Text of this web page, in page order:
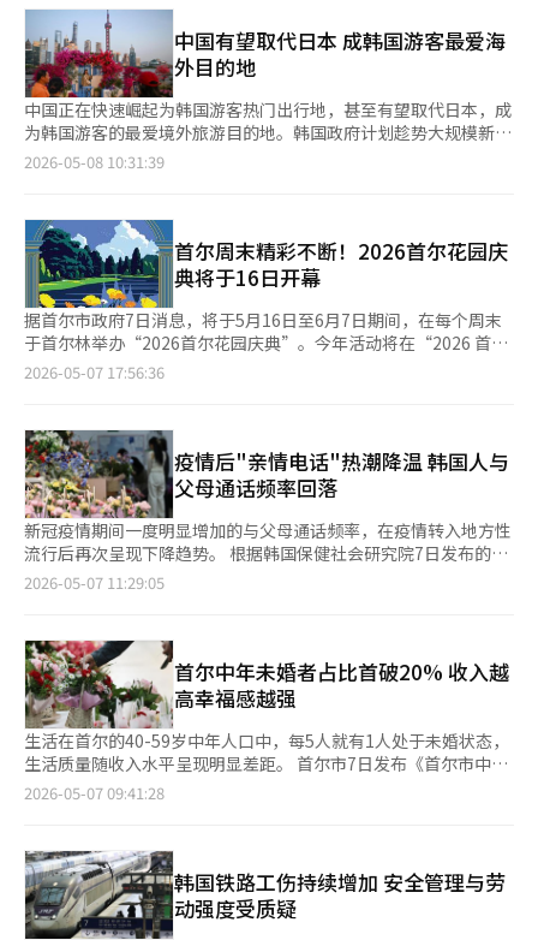
时隔11年4个月旅游收支再次由赤字转为顺差。 数据显示，3月韩
国旅游收入达26.958亿美元，较2月的16.017亿美元大增68.3%，
创下自1980年开始相关统计以来的历史最高水平，同比也实现
60.1%的增长。
中国有望取代日本 成韩国游客最爱海
外目的地
中国正在快速崛起为韩国游客热门出行地，甚至有望取代日本，成
为韩国游客的最爱境外旅游目的地。韩国政府计划趁势大规模新增
韩中航线航权，推动航空供给，旅游业界也推出多元化旅游商品，
分配了包括中国航线在内的35条国际航线运输权，包括北京、上
海、广州、成都、厦门等中国主要城市，韩中航线运力将进入全面
扩张阶段。 此次航线运输权分配亮点为低成本航空公司大举布局
中国市场，韩中航线此前
2026-05-08 10:31:39
首尔周末精彩不断！2026首尔花园庆
典将于16日开幕
据首尔市政府7日消息，将于5月16日至6月7日期间，在每个周末
于首尔林举办“2026首尔花园庆典”。今年活动将在“2026 首尔
国际庭园博览会”期间，于首尔林露天舞台一带举行，届时将呈现
出“艺术之魅花园”的演出项目“庭园风流”。该节目以现代美重
新诠释韩国传统艺术。除了演出之外，从下午1点起运营丰富多样
的体验项目。 从5月23日起接下来的三
2026-05-07 17:56:36
疫情后"亲情电话"热潮降温 韩国人与
父母通话频率回落
新冠疫情期间一度明显增加的与父母通话频率，在疫情转入地方性
流行后再次呈现下降趋势。 根据韩国保健社会研究院7日发布的
《2024年韩国福祉面板调查及分析》报告，在针对全国7654户家
次数为106次，相当于平均每3.44天通话一次。 从历年数据来看，
与父母的通话频率在新冠疫情暴发前的2018年（2019年调查）为
年均90次，2019年增至97次。此后，随着疫情全面扩散，2020年
进一步增至103次，2021年和2022年分别达到112
2026-05-07 11:29:05
首尔中年未婚者占比首破20% 收入越
高幸福感越强
生活在首尔的40-59岁中年人口中，每5人就有1人处于未婚状态，
生活质量随收入水平呈现明显差距。 首尔市7日发布《首尔市中年
未婚群体生活》报告显示，以2024年数据为准，首尔市40-59岁的
未婚。 中年未婚人口比例近年来持续上升，从2022年的18.3%增
至2023年的19.4%后，去年首次突破20%大关。从性别来看，中
年男性未婚比例明显高于女性，40至59岁男性中未婚者占
24.1%，女性则为16.9%。 中年未婚群体中
2026-05-07 09:41:28
韩国铁路工伤持续增加 安全管理与劳
动强度受质疑